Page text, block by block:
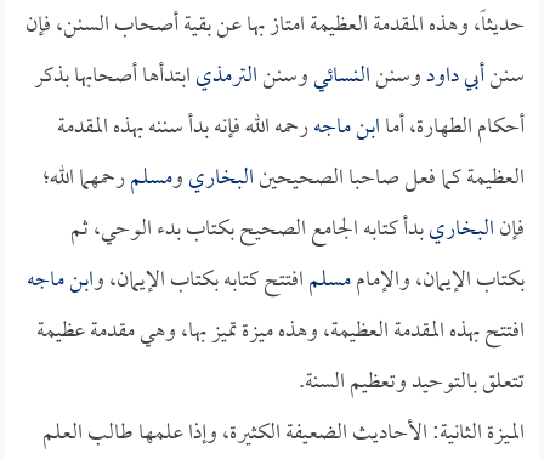
حديثاً، وهذه المقدمة العظيمة امتاز بها عن بقية أصحاب السنن، فإن
سننأبي داودوسننالنسائيوسننالترمذيابتدأها أصحابها بذكر
أحكام الطهارة، أماابن ماجهرحمه الله فإنه بدأ سننه بهذه المقدمة
العظيمة كما فعل صاحبا الصحيحينالبخاريومسلمرحمهما الله؛
فإنالبخاريبدأ كتابه الجامع الصحيح بكتاب بدء الوحي، ثم
بكتاب الإيمان، والإماممسلمافتتح كتابه بكتاب الإيمان، وابن ماجه
افتتح بهذه المقدمة العظيمة، وهذه ميزة تميز بها، وهي مقدمة عظيمة
تتعلق بالتوحيد وتعظيم السنة.
الميزة الثانية: الأحاديث الضعيفة الكثيرة، وإذا علمها طالب العلم